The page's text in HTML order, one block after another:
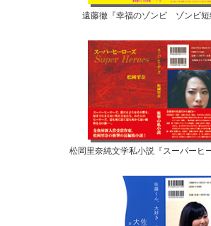
遠藤徹『幸福のゾンビ ゾンビ短
松岡里奈純文学私小説『スーパーヒ